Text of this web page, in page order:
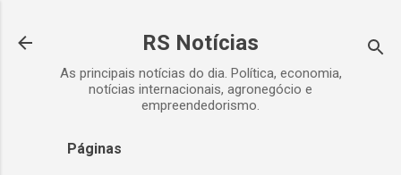
RS Notícias
As principais notícias do dia. Política, economia,
notícias internacionais, agronegócio e
empreendedorismo.
Páginas